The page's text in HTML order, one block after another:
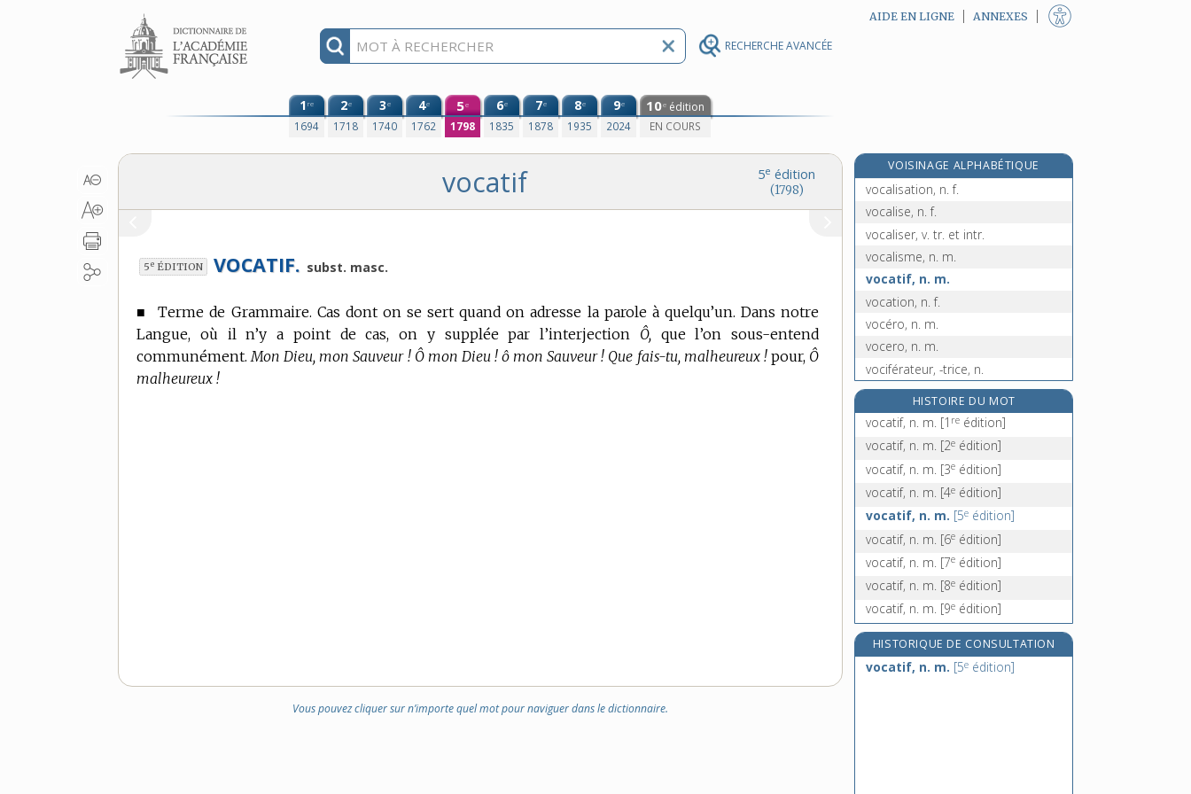
RECHERCHE AVANCÉE
Aller au contenu AIDE EN LIGNE ANNEXES
1re
1694
2e
1718
3e
1740
4e
1762
5e
1798
6e
1835
7e
1878
8e
1935
9e
2024
10e édition
EN COURS
5e édition
(1798)
vocatif
5e ÉDITION VOCATIF. subst. masc.
■Terme de Grammaire. Cas dont on se sert quand on adresse la parole à quelqu’un. Dans notre
Langue, où il n’y a point de cas, on y supplée par l’interjection Ô, que l’on sous-entend
communément. Mon Dieu, mon Sauveur ! Ô mon Dieu ! ô mon Sauveur ! Que fais-tu, malheureux !pour, Ô
malheureux !
Vous pouvez cliquer sur n’importe quel mot pour naviguer dans le dictionnaire.
VOISINAGE ALPHABÉTIQUE
vocalique, adj.
vocalisation, n. f.
vocalise, n. f.
vocaliser, v. tr. et intr.
vocalisme, n. m.
vocatif, n. m.
vocation, n. f.
vocéro, n. m.
vocero, n. m.
vociférateur, -trice, n.
vocifération, n. f.
vociférer, v. intr.
vodou, n. m. et adj. inv. en genre
HISTOIRE DU MOT
vocatif, n. m. [1 re édition]
vocatif, n. m. [2e édition]
vocatif, n. m. [3e édition]
vocatif, n. m. [4e édition]
vocatif, n. m. [5e édition]
vocatif, n. m. [6e édition]
vocatif, n. m. [7e édition]
vocatif, n. m. [8e édition]
vocatif, n. m. [9e édition]
HISTORIQUE DE CONSULTATION
vocatif, n. m. [5e édition]